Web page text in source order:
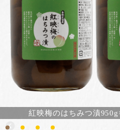
紅映梅のはちみつ漬